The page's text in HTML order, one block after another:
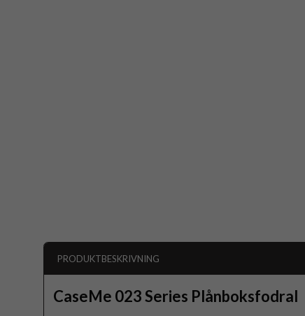
PRODUKTBESKRIVNING
CaseMe 023 Series Plånboksfodral